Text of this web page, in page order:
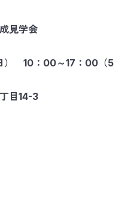
見学会
） 10：00～17：00（5
目14-3